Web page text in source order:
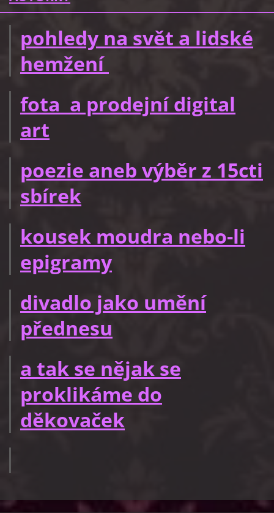
pohledy na svět a lidské
hemžení
fota a prodejní digital
art
poezie aneb výběr z 15cti
sbírek
kousek moudra nebo-li
epigramy
divadlo jako umění
přednesu
a tak se nějak se
proklikáme do
děkovaček